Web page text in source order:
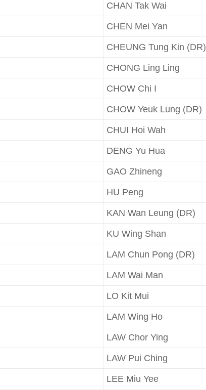
CHAN Tak Wai
CHEN Mei Yan
CHEUNG Tung Kin (DR)
CHONG Ling Ling
CHOW Chi I
CHOW Yeuk Lung (DR)
CHUI Hoi Wah
DENG Yu Hua
GAO Zhineng
HU Peng
KAN Wan Leung (DR)
KU Wing Shan
LAM Chun Pong (DR)
LAM Wai Man
LO Kit Mui
LAM Wing Ho
LAW Chor Ying
LAW Pui Ching
LEE Miu Yee